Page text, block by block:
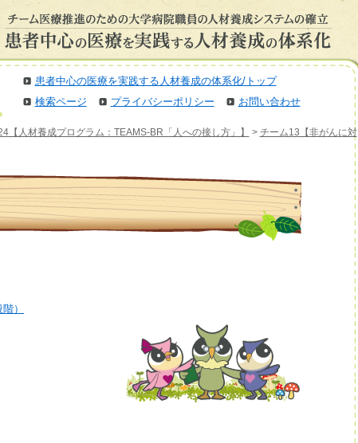
患者中心の医療を実践する人材養成の体系化/トップ
検索ページ
プライバシーポリシー お問い合わせ
【人材養成プログラム：TEAMS-BR「人への接し方」】 > チーム13【非がんに対
）